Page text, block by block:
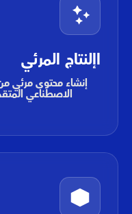
اإلنتاج المرئي
إنشاء محتوى مرئي من
الاصطناعي